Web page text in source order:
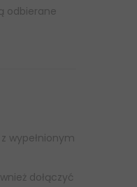
odbierane
wypełnionym
dołączyć